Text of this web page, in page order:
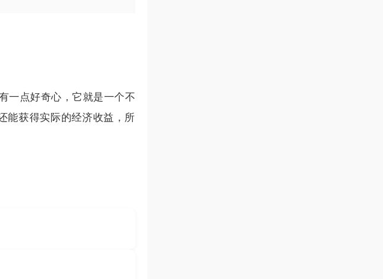
一点好奇心，它就是一个不
能获得实际的经济收益，所